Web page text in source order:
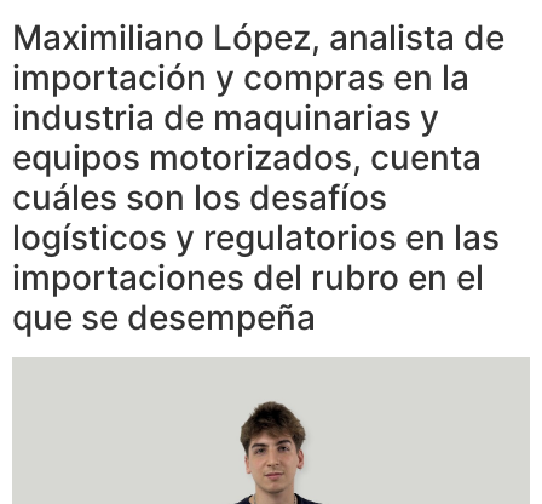
Maximiliano López, analista de
importación y compras en la
industria de maquinarias y
equipos motorizados, cuenta
cuáles son los desafíos
logísticos y regulatorios en las
importaciones del rubro en el
que se desempeña